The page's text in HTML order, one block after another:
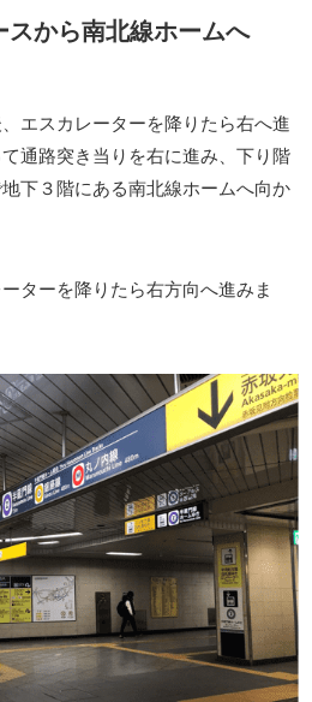
スから南北線ホームへ
エスカレーターを降りたら右へ進
通路突き当りを右に進み、下り階
下３階にある南北線ホームへ向か
ターを降りたら右方向へ進みま